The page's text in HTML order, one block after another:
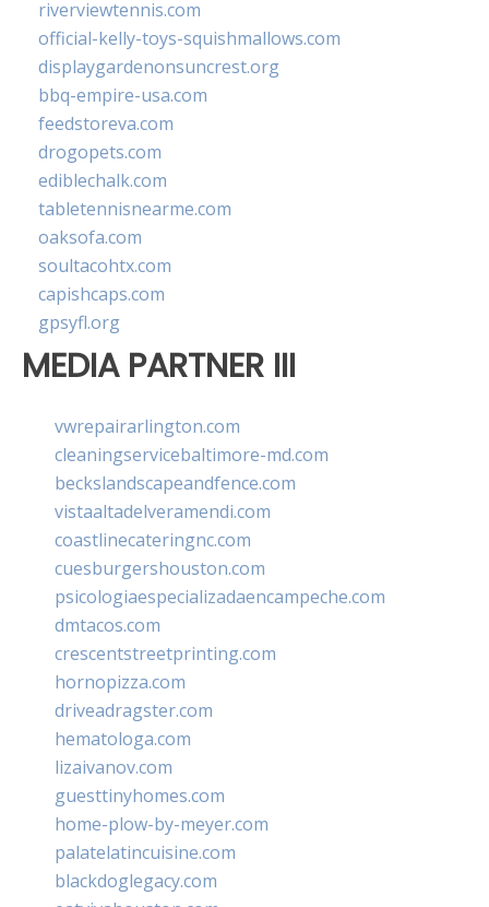
riverviewtennis.com
official-kelly-toys-squishmallows.com
displaygardenonsuncrest.org
bbq-empire-usa.com
feedstoreva.com
drogopets.com
ediblechalk.com
tabletennisnearme.com
oaksofa.com
soultacohtx.com
capishcaps.com
gpsyfl.org
MEDIA PARTNER III
vwrepairarlington.com
cleaningservicebaltimore-md.com
beckslandscapeandfence.com
vistaaltadelveramendi.com
coastlinecateringnc.com
cuesburgershouston.com
psicologiaespecializadaencampeche.com
dmtacos.com
crescentstreetprinting.com
hornopizza.com
driveadragster.com
hematologa.com
lizaivanov.com
guesttinyhomes.com
home-plow-by-meyer.com
palatelatincuisine.com
blackdoglegacy.com